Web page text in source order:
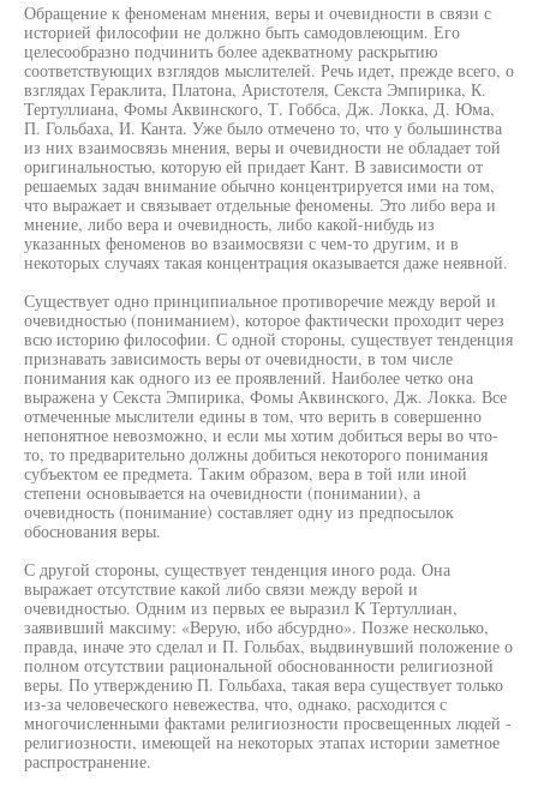
Обращение к феноменам мнения, веры и очевидности в связи с
историей философии не должно быть самодовлеющим. Его
целесообразно подчинить более адекватному раскрытию
соответствующих взглядов мыслителей. Речь идет, прежде всего, о
взглядах Гераклита, Платона, Аристотеля, Секста Эмпирика, К.
Тертуллиана, Фомы Аквинского, Т. Гоббса, Дж. Локка, Д. Юма,
П. Гольбаха, И. Канта. Уже было отмечено то, что у большинства
из них взаимосвязь мнения, веры и очевидности не обладает той
оригинальностью, которую ей придает Кант. В зависимости от
решаемых задач внимание обычно концентрируется ими на том,
что выражает и связывает отдельные феномены. Это либо вера и
мнение, либо вера и очевидность, либо какой-нибудь из
указанных феноменов во взаимосвязи с чем-то другим, и в
некоторых случаях такая концентрация оказывается даже неявной.
Существует одно принципиальное противоречие между верой и
очевидностью (пониманием), которое фактически проходит через
всю историю философии. С одной стороны, существует тенденция
признавать зависимость веры от очевидности, в том числе
понимания как одного из ее проявлений. Наиболее четко она
выражена у Секста Эмпирика, Фомы Аквинского, Дж. Локка. Все
отмеченные мыслители едины в том, что верить в совершенно
непонятное невозможно, и если мы хотим добиться веры во что-
то, то предварительно должны добиться некоторого понимания
субъектом ее предмета. Таким образом, вера в той или иной
степени основывается на очевидности (понимании), а
очевидность (понимание) составляет одну из предпосылок
обоснования веры.
С другой стороны, существует тенденция иного рода. Она
выражает отсутствие какой либо связи между верой и
очевидностью. Одним из первых ее выразил К Тертуллиан,
заявивший максиму: «Верую, ибо абсурдно». Позже несколько,
правда, иначе это сделал и П. Гольбах, выдвинувший положение о
полном отсутствии рациональной обоснованности религиозной
веры. По утверждению П. Гольбаха, такая вера существует только
из-за человеческого невежества, что, однако, расходится с
многочисленными фактами религиозности просвещенных людей -
религиозности, имеющей на некоторых этапах истории заметное
распространение.